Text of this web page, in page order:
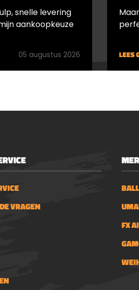
snelle levering
aankoopkeuze
05 augustus 2026 LEES
VRAGEN
FX